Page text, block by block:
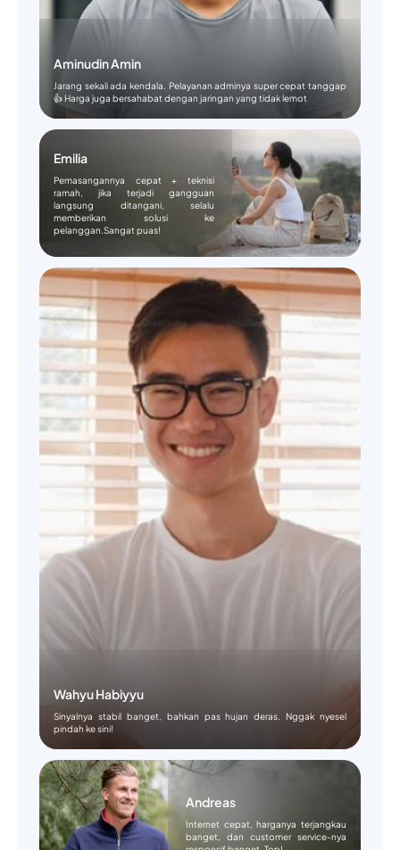
Aminudin Amin
Jarang sekali ada kendala. Pelayanan adminya super cepat tanggap
👍 Harga juga bersahabat dengan jaringan yang tidak lemot
Emilia
Pemasangannya cepat + teknisi
ramah, jika terjadi gangguan
langsung ditangani, selalu
memberikan solusi ke
pelanggan.Sangat puas!
Wahyu Habiyyu
Sinyalnya stabil banget, bahkan pas hujan deras. Nggak nyesel
pindah ke sini!
Andreas
Internet cepat, harganya terjangkau
banget, dan customer service-nya